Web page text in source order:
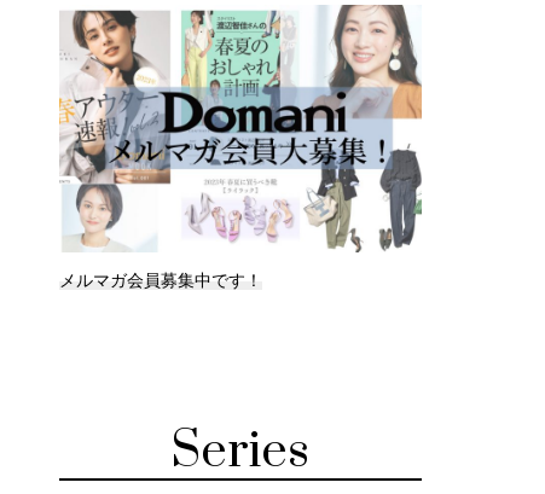
メルマガ会員募集中です！
Series